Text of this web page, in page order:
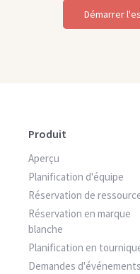
Démarrer
Produit
Aperçu
Planification d'équipe
Réservation de
Réservation en marque
blanche
Planification en
Demandes d'événements